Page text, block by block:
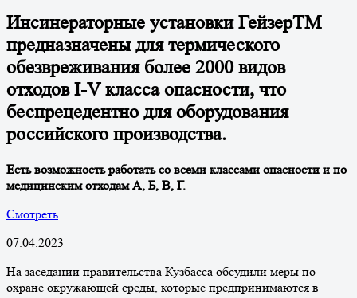
Инсинераторные установки ГейзерТМ
предназначены для термического
обезвреживания более 2000 видов
отходов I-V класса опасности, что
беспрецедентно для оборудования
российского производства.
Есть возможность работать со всеми классами опасности и по
медицинским отходам А, Б, В, Г.
Смотреть
07.04.2023
На заседании правительства Кузбасса обсудили меры по
охране окружающей среды, которые предпринимаются в